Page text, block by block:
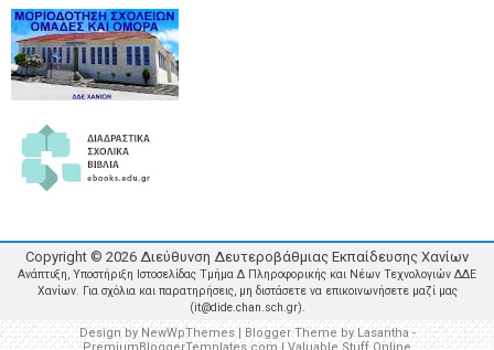
Copyright © 2026 Διεύθυνση Δευτεροβάθμιας Εκπαίδευσης Χανίων
Ανάπτυξη, Υποστήριξη Ιστοσελίδας Τμήμα Δ Πληροφορικής και Νέων Τεχνολογιών ΔΔΕ
Χανίων. Για σχόλια και παρατηρήσεις, μη διστάσετε να επικοινωνήσετε μαζί μας
(it@dide.chan.sch.gr).
Design byNewWpThemes| Blogger Theme byLasantha-